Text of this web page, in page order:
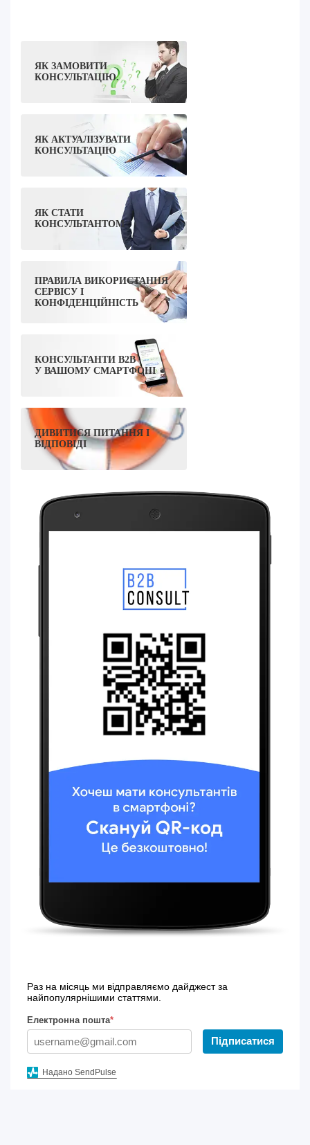
ЯК ЗАМОВИТИ
КОНСУЛЬТАЦІЮ.
ЯК АКТУАЛІЗУВАТИ
КОНСУЛЬТАЦІЮ
ЯК СТАТИ
КОНСУЛЬТАНТОМ
ПРАВИЛА ВИКОРИСТАННЯ
СЕРВІСУ І
КОНФІДЕНЦІЙНІСТЬ
КОНСУЛЬТАНТИ B2B
У ВАШОМУ СМАРТФОНІ
ДИВИТИСЯ ПИТАННЯ І
ВІДПОВІДІ
Раз на місяць ми відправляємо дайджест за
найпопулярнішими статтями.
Електронна пошта*
Підписатися
Надано SendPulse